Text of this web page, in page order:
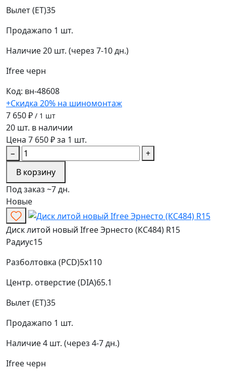
Вылет (ET)35
Продажапо 1 шт.
Наличие20 шт. (через 7-10 дн.)
Ifree черн
Код: вн-48608
+Скидка 20% на шиномонтаж
7 650 ₽ / 1 шт
20 шт. в наличии
Цена 7 650 ₽ за 1 шт.
−
+
В корзину
Под заказ ~7 дн.
Новые
Диск литой новый Ifree Эрнесто (КС484) R15
Радиус15
Разболтовка (PCD)5x110
Центр. отверстие (DIA)65.1
Вылет (ET)35
Продажапо 1 шт.
Наличие4 шт. (через 4-7 дн.)
Ifree черн